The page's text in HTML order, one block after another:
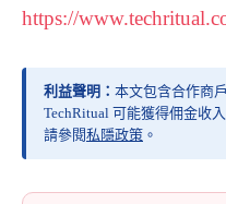
https://
利益聲明： 本文包含合作商
TechRitual 可能獲得佣金收
請參閱私隱政策 。